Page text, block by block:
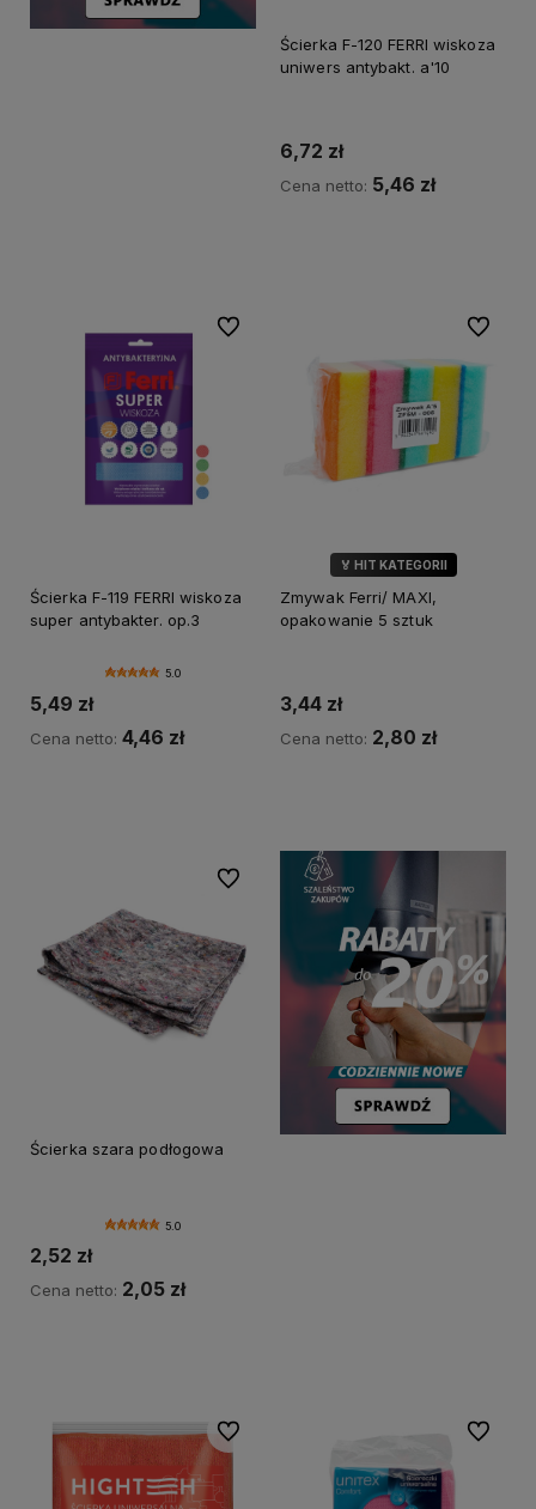
Ścierka F-120 FERRI wiskoza
uniwers antybakt. a'10
6,72 zł
Cena netto: 5,46 zł
Ścierka F-119 FERRI wiskoza
super antybakter. op.3
5.0
5,49 zł
Cena netto: 4,46 zł
Do ulubionych
🏅 HIT KATEGORII
Zmywak Ferri/ MAXI,
opakowanie 5 sztuk
3,44 zł
Cena netto: 2,80 zł
Do
Ścierka szara podłogowa
5.0
2,52 zł
Cena netto: 2,05 zł
Do ulubionych
Do ulubionych Do